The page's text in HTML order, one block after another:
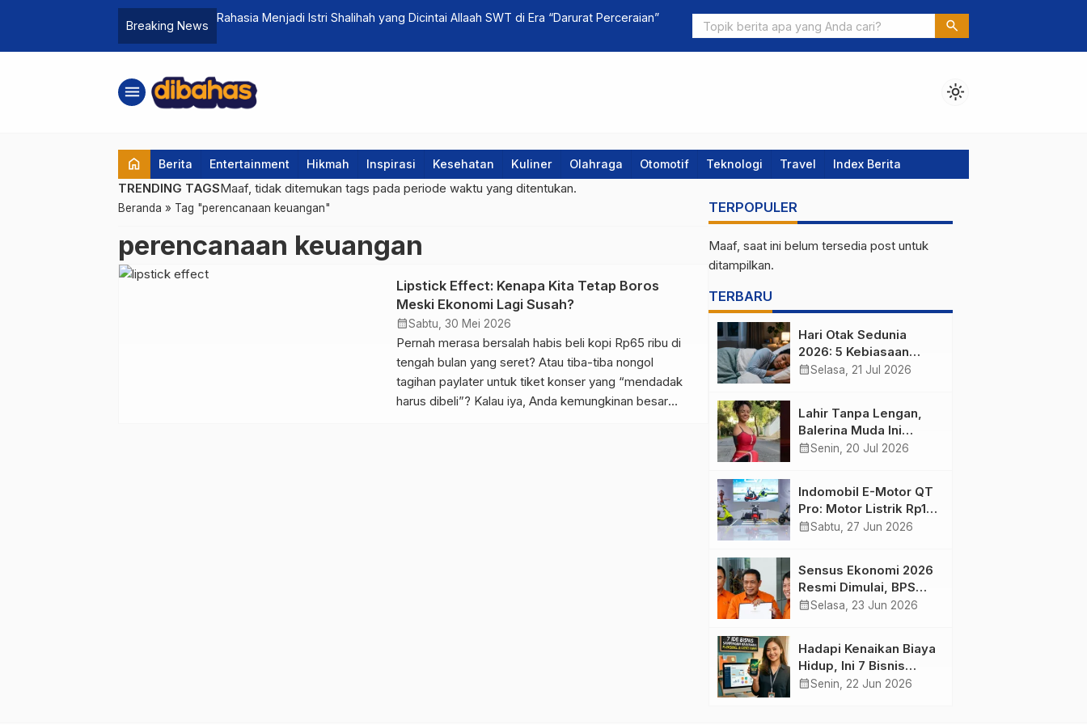
Breaking News
Rahasia Menjadi Istri Shalihah yang Dicintai Allaah SWT di Era “Darurat Perceraian”
Mengenal Lebih Dekat Penggunaan Solar Cell untuk Rumah Tinggal: Solusi
Masa Depan
search
menu light_mode
home Berita Entertainment Hikmah Inspirasi Kesehatan Kuliner Olahraga Otomotif Teknologi Travel Index Berita
TRENDING TAGSMaaf, tidak ditemukan tags pada periode waktu yang ditentukan.
Beranda » Tag "perencanaan keuangan"
perencanaan keuangan
Lipstick Effect: Kenapa Kita Tetap Boros
Meski Ekonomi Lagi Susah?
calendar_monthSabtu, 30 Mei 2026
Pernah merasa bersalah habis beli kopi Rp65 ribu di
tengah bulan yang seret? Atau tiba-tiba nongol
tagihan paylater untuk tiket konser yang “mendadak
harus dibeli”? Kalau iya, Anda kemungkinan besar
TERPOPULER
Maaf, saat ini belum tersedia post untuk
ditampilkan.
TERBARU
Hari Otak Sedunia
2026: 5 Kebiasaan
Harian yang Menjaga
calendar_monthSelasa, 21 Jul 2026
Lahir Tanpa Lengan,
Balerina Muda Ini
Inspirasi Ratusan Ribu
calendar_monthSenin, 20 Jul 2026
Indomobil E-Motor QT
Pro: Motor Listrik Rp18
Jutaan yang Bikin
calendar_monthSabtu, 27 Jun 2026
Sensus Ekonomi 2026
Resmi Dimulai, BPS
Tambah Tiga Sektor
calendar_monthSelasa, 23 Jun 2026
Hadapi Kenaikan Biaya
Hidup, Ini 7 Bisnis
Sampingan untuk
calendar_monthSenin, 22 Jun 2026